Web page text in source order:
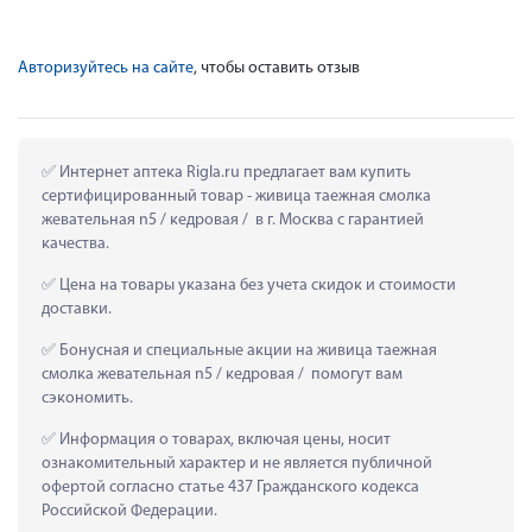
Авторизуйтесь на сайте, чтобы оставить отзыв
Интернет аптека Rigla.ru предлагает вам купить
сертифицированный товар - живица таежная смолка
жевательная n5 / кедровая /  в г. Москва с гарантией
качества.
Цена на товары указана без учета скидок и стоимости
доставки.
Бонусная и специальные акции на живица таежная
смолка жевательная n5 / кедровая /  помогут вам
сэкономить.
Информация о товарах, включая цены, носит
ознакомительный характер и не является публичной
офертой согласно статье 437 Гражданского кодекса
Российской Федерации.